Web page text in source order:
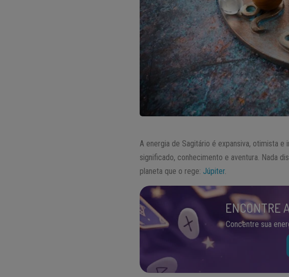
A energia de Sagitário é expansiva, otimista
significado, conhecimento e aventura. Nada
planeta que o rege: Júpiter.
ENCONTRE
Concentre sua